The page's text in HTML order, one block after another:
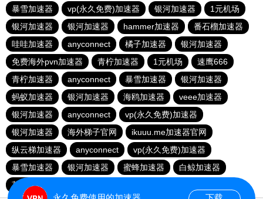
暴雪加速器
vp(永久免费)加速器 银河加速器
1元机场
银河加速器
银河加速器 hammer加速器
番石榴加速器
哇哇加速器
anyconnect 橘子加速器
银河加速器
免费海外pvn加速器
青柠加速器 1元机场
速鹰666
青柠加速器
anyconnect 暴雪加速器
银河加速器
蚂蚁加速器
银河加速器 海鸥加速器
veee加速器
银河加速器
anyconnect
vp(永久免费)加速器
银河加速器
海外梯子官网
ikuuu.me加速器官网
纵云梯加速器
anyconnect
vp(永久免费)加速器
暴雪加速器
银河加速器 蜜蜂加速器
白鲸加速器
荔枝加速器